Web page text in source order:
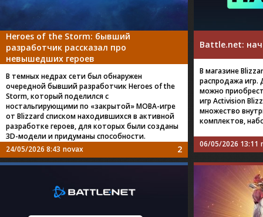
Heroes of the Storm: бывший
разработчик рассказал про
невышедших героев
В темных недрах сети был обнаружен
очередной бывший разработчик Heroes of the
Storm, который поделился с
ностальгирующими по «закрытой» MOBA-игре
от Blizzard списком находившихся в активной
разработке героев, для которых были созданы
3D-модели и придуманы способности.
24/05/2026 8:43 novax 2
Battle.net:
В магазине
распродажа игр.
можно
игр Activision
множество
комплектов,
06/05/2026 13:11